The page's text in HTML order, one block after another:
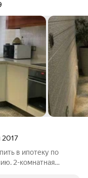
2017
в ипотеку по
2-комнатная